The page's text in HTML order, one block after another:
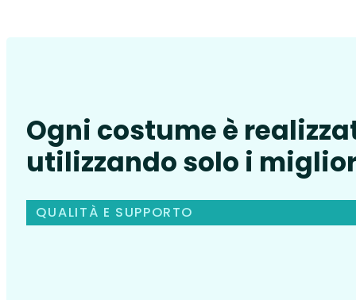
Ogni costume è
utilizzando solo i
QUALITÀ E SUPPORTO